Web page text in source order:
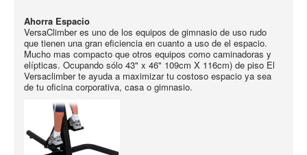
Ahorra Espacio
VersaClimber es uno de los equipos de gimnasio de uso rudo
que tienen una gran eficiencia en cuanto a uso de el espacio.
Mucho mas compacto que otros equipos como caminadoras y
elípticas. Ocupando sólo 43" x 46" 109cm X 116cm) de piso El
Versaclimber te ayuda a maximizar tu costoso espacio ya sea
de tu oficina corporativa, casa o gimnasio.